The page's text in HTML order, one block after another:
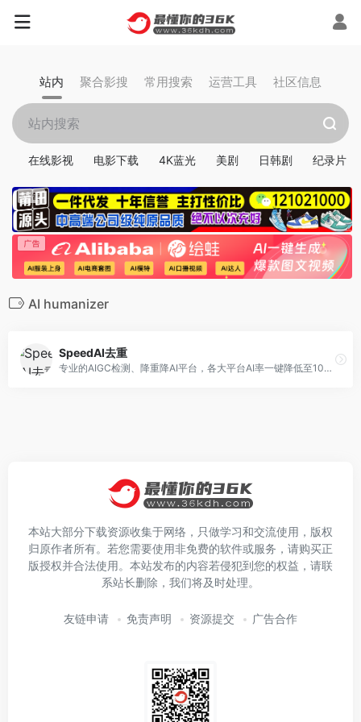
站内 聚合影搜 常用搜索 运营工具 社区信息
在线影视 电影下载 4K蓝光 美剧 日韩剧 纪录片
AI humanizer
SpeedAI去重
专业的AIGC检测、降重降AI平台，各大平台AI率一键降低至10%。同时Agent可生成文献综述、AI PPT、学术文档等
本站大部分下载资源收集于网络，只做学习和交流使用，版权
归原作者所有。若您需要使用非免费的软件或服务，请购买正
版授权并合法使用。本站发布的内容若侵犯到您的权益，请联
系站长删除，我们将及时处理。
友链申请 免责声明 资源提交 广告合作